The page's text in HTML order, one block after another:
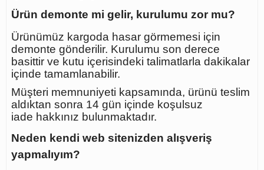
Ürün demonte mi gelir, kurulumu zor mu?
Ürünümüz kargoda hasar görmemesi için
demonte gönderilir. Kurulumu son derece
basittir ve kutu içerisindeki talimatlarla dakikalar
içinde tamamlanabilir.
Müşteri memnuniyeti kapsamında, ürünü teslim
aldıktan sonra 14 gün içinde koşulsuz
iade hakkınız bulunmaktadır.
Neden kendi web sitenizden alışveriş
yapmalıyım?